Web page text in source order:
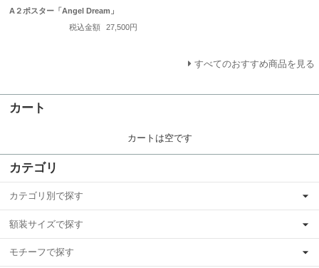
A２ポスター「Angel Dream」
税込金額
27,500円
すべてのおすすめ商品を見る
カート
カートは空です
カテゴリ
カテゴリ別で探す
額装サイズで探す
モチーフで探す